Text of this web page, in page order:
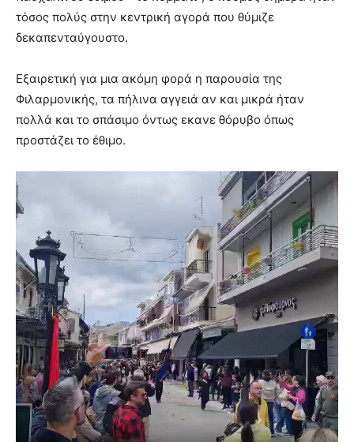
τόσος πολύς στην κεντρική αγορά που θύμιζε
δεκαπενταύγουστο.
Εξαιρετική για μια ακόμη φορά η παρουσία της
Φιλαρμονικής, τα πήλινα αγγειά αν και μικρά ήταν
πολλά και το σπάσιμο όντως εκανε θόρυβο όπως
προστάζει το έθιμο.